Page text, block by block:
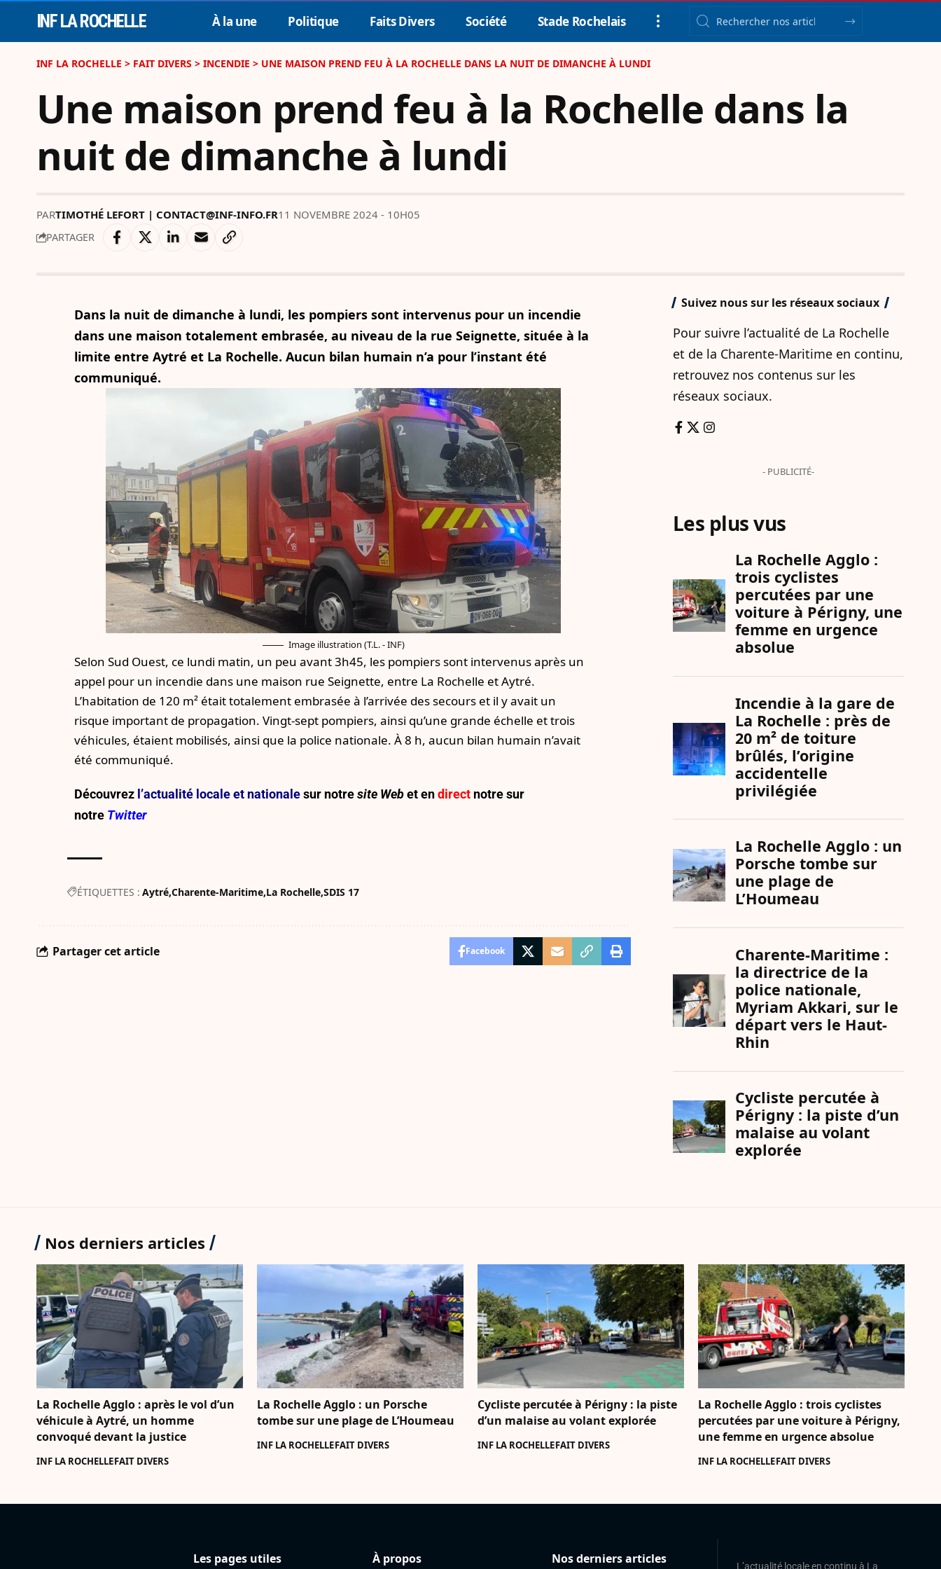
INF LA ROCHELLE À la une Politique Faits Divers Société Stade Rochelais
INF LA ROCHELLE > FAIT DIVERS > INCENDIE > UNE MAISON PREND FEU À LA ROCHELLE DANS LA NUIT DE DIMANCHE À LUNDI
Une maison prend feu à la Rochelle dans la
nuit de dimanche à lundi
PARTIMOTHÉ LEFORT | CONTACT@INF-INFO.FR11 NOVEMBRE 2024 - 10H05
PARTAGER
Dans la nuit de dimanche à lundi, les pompiers sont intervenus pour un incendie
dans une maison totalement embrasée, au niveau de la rue Seignette, située à la
limite entre Aytré et La Rochelle. Aucun bilan humain n’a pour l’instant été
communiqué.
Image illustration (T.L. - INF)
SelonSud Ouest, ce lundi matin, un peu avant 3h45, les pompiers sont intervenus après un
appel pour un incendie dans une maison rue Seignette, entre La Rochelle et Aytré.
L’habitation de 120 m² était totalement embrasée à l’arrivée des secours et il y avait un
risque important de propagation. Vingt-sept pompiers, ainsi qu’une grande échelle et trois
véhicules, étaient mobilisés, ainsi que la police nationale. À 8 h, aucun bilan humain n’avait
été communiqué.
Découvrez l’actualité locale et nationalesur notresite Webet endirect notre sur
notre Twitter
ÉTIQUETTES : Aytré Charente-Maritime La Rochelle SDIS 17
Partager cet article Facebook
Suivez nous sur les réseaux sociaux
Pour suivre l’actualité de La Rochelle
et de la Charente-Maritime en continu,
retrouvez nos contenus sur les
réseaux sociaux.
- PUBLICITÉ-
Les plus vus
Nos derniers articles
La Rochelle Agglo : après le vol d’un
véhicule à Aytré, un homme
convoqué devant la justice
INF LA ROCHELLEFAIT DIVERS
La Rochelle Agglo : un Porsche
tombe sur une plage de L’Houmeau
INF LA ROCHELLEFAIT DIVERS
Cycliste percutée à Périgny : la piste
d’un malaise au volant explorée
INF LA ROCHELLEFAIT DIVERS
La Rochelle Agglo : trois cyclistes
percutées par une voiture à Périgny,
une femme en urgence absolue
INF LA ROCHELLEFAIT DIVERS
Les pages utiles À propos Nos derniers articles L’actualité locale en continu à La